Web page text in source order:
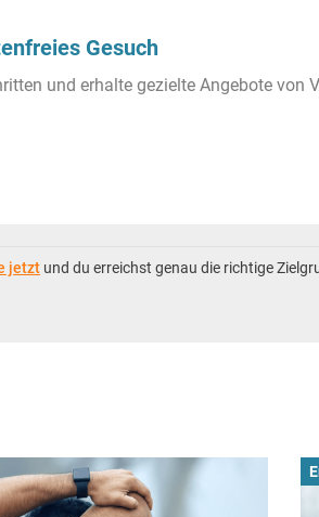
Gesuch
und erhalte gezielte Angebote von
jetzt und du erreichst genau die richtige